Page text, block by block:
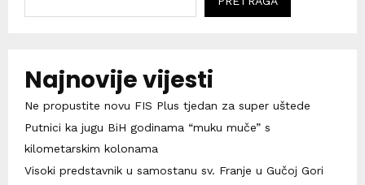
Najnovije vijesti
Ne propustite novu FIS Plus tjedan za super uštede
Putnici ka jugu BiH godinama “muku muče” s
kilometarskim kolonama
Visoki predstavnik u samostanu sv. Franje u Gučoj Gori